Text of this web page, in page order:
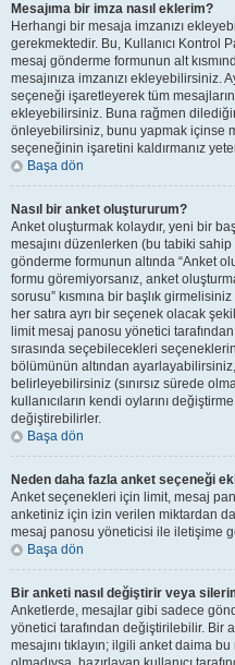
Mesajıma bir imza nasıl eklerim?
Herhangi bir mesaja imzanızı
gerekmektedir. Bu, Kullanıcı Kontrol
mesaj gönderme formunun alt
mesajınıza imzanızı ekleyebilirsiniz.
seçeneği işaretleyerek tüm
ekleyebilirsiniz. Buna rağmen
önleyebilirsiniz, bunu yapmak içinse
seçeneğinin işaretini kaldırmanız
Başa dön
Nasıl bir anket oluştururum?
Anket oluşturmak kolaydır, yeni bir
mesajını düzenlerken (bu tabiki
gönderme formunun altında “Anket
formu göremiyorsanız, anket
sorusu” kısmına bir başlık
her satıra ayrı bir seçenek olacak
limit mesaj panosu yönetici tarafından
sırasında seçebilecekleri seçeneklerin
bölümünün altından
belirleyebilirsiniz (sınırsız sürede
kullanıcıların kendi oylarını
değiştirebilirler.
Başa dön
Neden daha fazla anket seçeneği
Anket seçenekleri için limit, mesaj
anketiniz için izin verilen miktardan
mesaj panosu yöneticisi ile iletişime
Başa dön
Bir anketi nasıl değiştirir veya
Anketlerde, mesajlar gibi sadece
yönetici tarafından değiştirilebilir. Bir
mesajını tıklayın; ilgili anket daima